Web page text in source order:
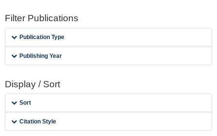
Filter Publications
Publication Type
Publishing Year
Display / Sort
Sort
Citation Style